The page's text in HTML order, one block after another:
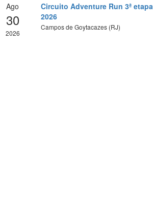
Ago
30
2026
Circuito Adventure Run 3ª etapa
2026
Campos de Goytacazes (RJ)